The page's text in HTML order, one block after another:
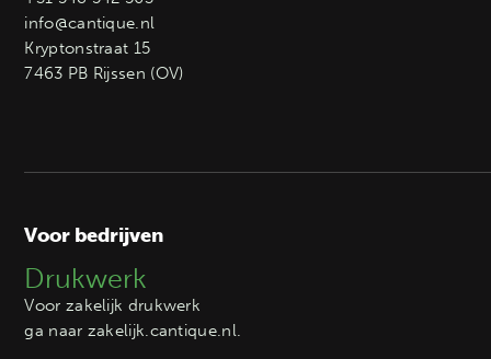
info@cantique.nl
Kryptonstraat 15
7463 PB Rijssen (OV)
Voor bedrijven
Drukwerk
Voor zakelijk drukwerk
ga naar zakelijk.cantique.nl.